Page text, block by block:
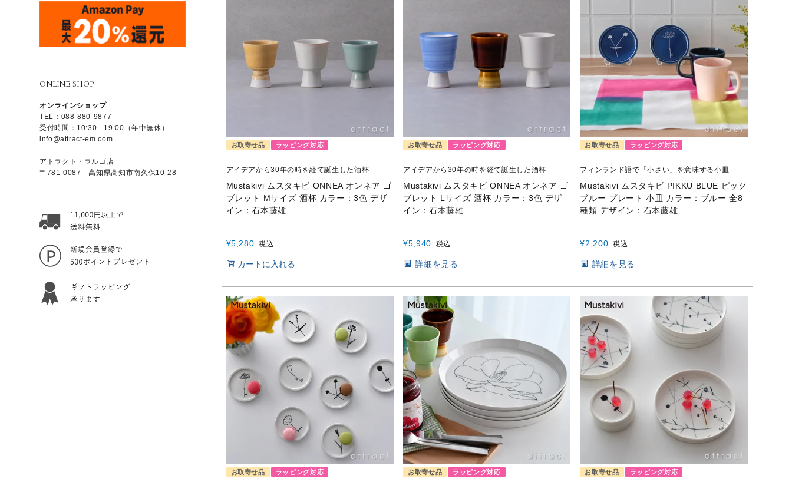
ONLINE SHOP
オンラインショップ
TEL：088-880-9877
受付時間：10:30 - 19:00（年中無休）
info@attract-em.com
アトラクト・ラルゴ店
〒781-0087 高知県高知市南久保10-28
お取寄せ品 ラッピング対応
アイデアから30年の時を経て誕生した酒杯
Mustakivi ムスタキビ ONNEA オンネア ゴ
ブレット Mサイズ 酒杯 カラー：3色 デザ
イン：石本藤雄
¥5,280 税込
カートに入れる
お取寄せ品 ラッピング対応
アイデアから30年の時を経て誕生した酒杯
Mustakivi ムスタキビ ONNEA オンネア ゴ
ブレット Lサイズ 酒杯 カラー：3色 デザ
イン：石本藤雄
¥5,940 税込
詳細を見る
お取寄せ品 ラッピング対応
フィンランド語で「小さい」を意味する小皿
Mustakivi ムスタキビ PIKKU BLUE ピック
ブルー プレート 小皿 カラー：ブルー 全8
種類 デザイン：石本藤雄
¥2,200 税込
詳細を見る
お取寄せ品 ラッピング対応 お取寄せ品 ラッピング対応 お取寄せ品 ラッピング対応